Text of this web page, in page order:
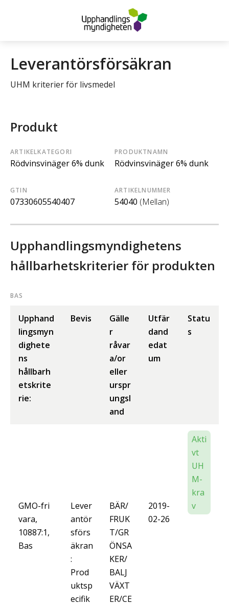
Leverantörsförsäkran
UHM kriterier för livsmedel
Produkt
ARTIKELKATEGORI
Rödvinsvinäger 6% dunk
PRODUKTNAMN
Rödvinsvinäger 6% dunk
GTIN
07330605540407
ARTIKELNUMMER
54040 (Mellan)
Upphandlingsmyndighetens
hållbarhetskriterier för produkten
BAS
Upphand
lingsmyn
dighete
ns
hållbarh
etskrite
rie:
Bevis
Gälle
r
råvar
a/or
eller
urspr
ungsl
and
Utfär
dand
edat
um
Statu
s
GMO-fri
vara,
10887:1,
Bas
Lever
antör
sförs
äkran
:
Prod
uktsp
ecifik
BÄR/
FRUK
T/GR
ÖNSA
KER/
BALJ
VÄXT
ER/CE
2019-
02-26
Akti
vt
UH
M-
kra
v